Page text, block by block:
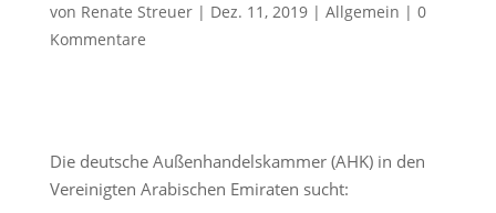
von Renate Streuer| Dez. 11, 2019| Allgemein | 0
Kommentare
Die deutsche Außenhandelskammer (AHK) in den
Vereinigten Arabischen Emiraten sucht: